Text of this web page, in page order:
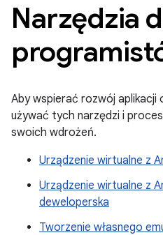
Narzędzia
Aby wspierać rozwój aplikacji
używać tych narzędzi i
swoich wdrożeń.
Urządzenie wirtualne z
Urządzenie wirtualne z
deweloperska
Tworzenie własnego